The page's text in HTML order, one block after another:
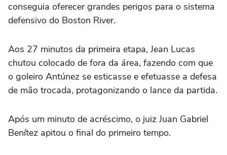
conseguia oferecer grandes perigos para o sistema
defensivo do Boston River.
Aos 27 minutos da primeira etapa, Jean Lucas
chutou colocado de fora da área, fazendo com que
o goleiro Antúnez se esticasse e efetuasse a defesa
de mão trocada, protagonizando o lance da partida.
Após um minuto de acréscimo, o juiz Juan Gabriel
Benítez apitou o final do primeiro tempo.